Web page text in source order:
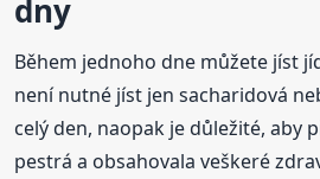
dny
Během jednoho dne můžete jíst
není nutné jíst jen sacharidová
celý den, naopak je důležité, aby
pestrá a obsahovala veškeré